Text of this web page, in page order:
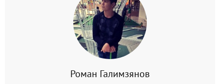
Роман Галимзянов